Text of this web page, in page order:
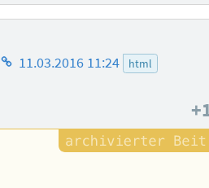
Homepage
11.03.2016 11:24
html